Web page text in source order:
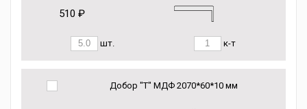
510 ₽
шт. к-т
Добор "Т" МДФ 2070*60*10 мм